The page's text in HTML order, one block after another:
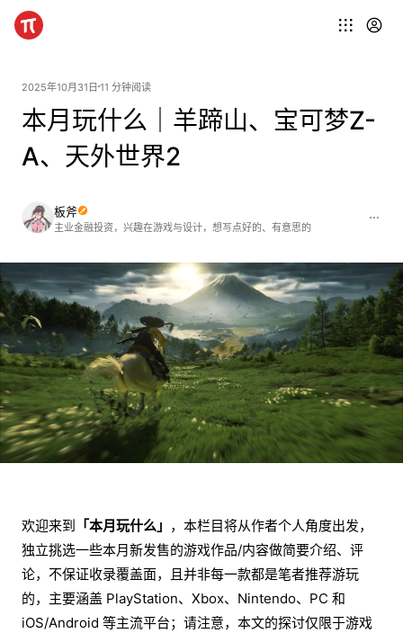
2025年10月31日 11 分钟阅读
本月玩什么｜羊蹄山、宝可梦Z-
A、天外世界2
板斧
主业金融投资，兴趣在游戏与设计，想写点好的、有意思的
欢迎来到 「本月玩什么」 ，本栏目将从作者个人角度出发，
独立挑选一些本月新发售的游戏作品/内容做简要介绍、评
论，不保证收录覆盖面，且并非每一款都是笔者推荐游玩
的，主要涵盖 PlayStation、Xbox、Nintendo、PC 和
iOS/Android 等主流平台；请注意，本文的探讨仅限于游戏